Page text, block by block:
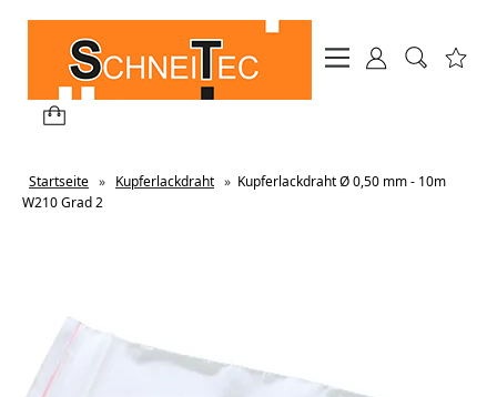
Startseite » Kupferlackdraht » Kupferlackdraht Ø 0,50 mm - 10m
W210 Grad 2